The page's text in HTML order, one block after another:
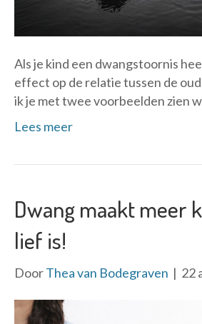
Als je kind een dwangstoornis
effect op de relatie tussen de
ik je met twee voorbeelden zien
Lees meer
Dwang maakt meer
lief is!
DoorThea van Bodegraven | 22